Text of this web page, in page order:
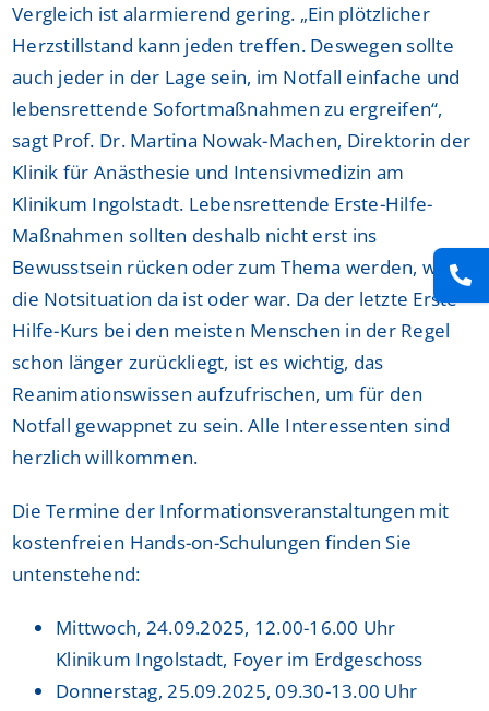
Vergleich ist alarmierend gering. „Ein plötzlicher
Herzstillstand kann jeden treffen. Deswegen sollte
auch jeder in der Lage sein, im Notfall einfache und
lebensrettende Sofortmaßnahmen zu ergreifen“,
sagt Prof. Dr. Martina Nowak-Machen, Direktorin der
Klinik für Anästhesie und Intensivmedizin am
Klinikum Ingolstadt. Lebensrettende Erste-Hilfe-
Maßnahmen sollten deshalb nicht erst ins
Bewusstsein rücken oder zum Thema werden, wenn
die Notsituation da ist oder war. Da der letzte Erste-
Hilfe-Kurs bei den meisten Menschen in der Regel
schon länger zurückliegt, ist es wichtig, das
Reanimationswissen aufzufrischen, um für den
Notfall gewappnet zu sein. Alle Interessenten sind
herzlich willkommen.
Die Termine der Informationsveranstaltungen mit
kostenfreien Hands-on-Schulungen finden Sie
untenstehend:
Mittwoch, 24.09.2025, 12.00-16.00 Uhr
Klinikum Ingolstadt, Foyer im Erdgeschoss
Donnerstag, 25.09.2025, 09.30-13.00 Uhr